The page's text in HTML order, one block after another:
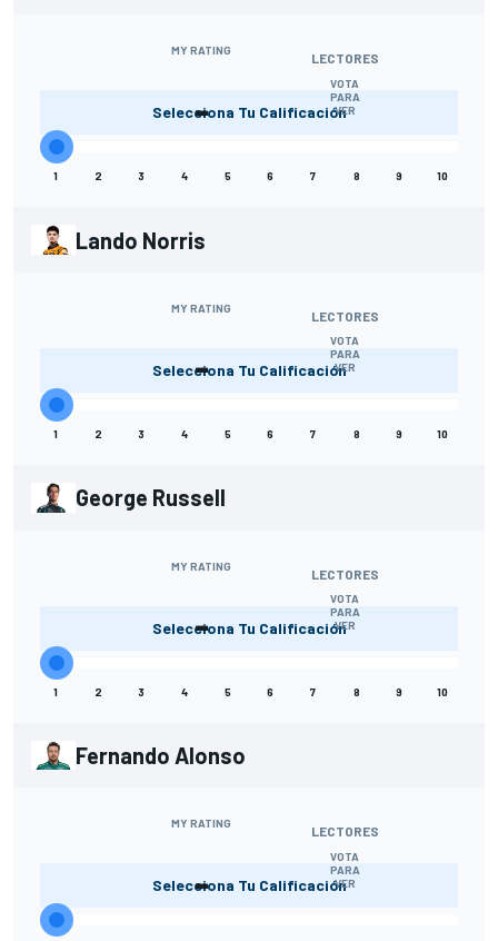
MY RATING
-
LECTORES
VOTA
PARA
VER
Selecciona Tu Calificación
1 2 3 4 5 6 7 8 9 10
Lando Norris
MY RATING
-
LECTORES
VOTA
PARA
VER
Selecciona Tu Calificación
1 2 3 4 5 6 7 8 9 10
George Russell
MY RATING
-
LECTORES
VOTA
PARA
VER
Selecciona Tu Calificación
1 2 3 4 5 6 7 8 9 10
Fernando Alonso
MY RATING
-
LECTORES
VOTA
PARA
VER
Selecciona Tu Calificación